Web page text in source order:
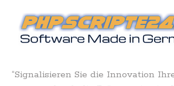
“Signalisieren Sie die Innovation